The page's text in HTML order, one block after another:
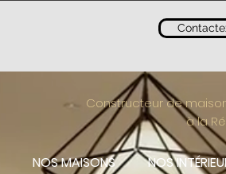
Constructeur de
à la
NOS MAISONS NOS